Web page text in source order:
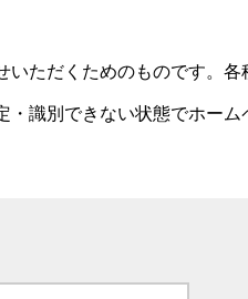
ただくためのものです。各
識別できない状態でホー